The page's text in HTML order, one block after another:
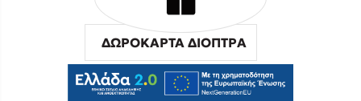
ΔΩΡΟΚΑΡΤΑ ΔΙΟΠΤΡΑ